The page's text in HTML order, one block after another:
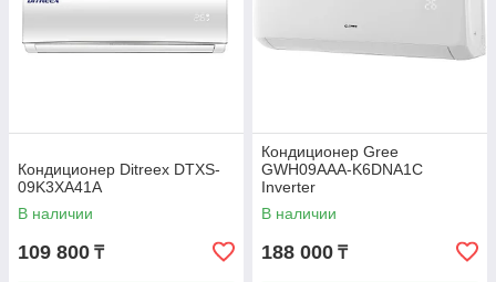
Кондиционер Ditreex DTXS-
09K3XA41A
В наличии
109 800 ₸
Кондиционер Gree
GWH09AAA-K6DNA1C
Inverter
В наличии
188 000 ₸